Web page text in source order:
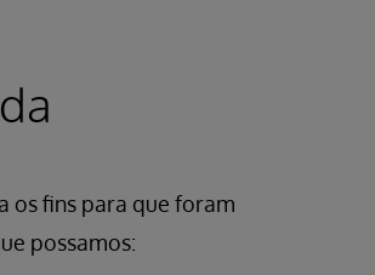
os fins para que foram
possamos: